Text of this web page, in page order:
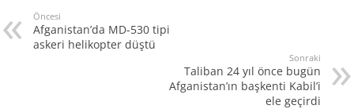
Öncesi
Afganistan’da MD-530 tipi
askeri helikopter düştü
Sonraki
Taliban 24 yıl önce bugün
Afganistan’ın başkenti Kabil’i
ele geçirdi